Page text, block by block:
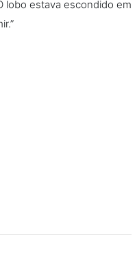
lobo estava escondido em